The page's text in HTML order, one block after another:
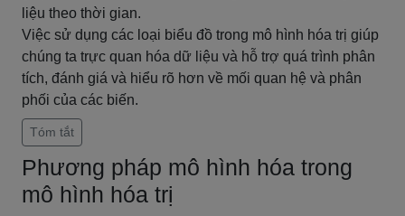
liệu theo thời gian.
Việc sử dụng các loại biểu đồ trong mô hình hóa trị giúp
chúng ta trực quan hóa dữ liệu và hỗ trợ quá trình phân
tích, đánh giá và hiểu rõ hơn về mối quan hệ và phân
phối của các biến.
Tóm tắt
Phương pháp mô hình hóa trong
mô hình hóa trị